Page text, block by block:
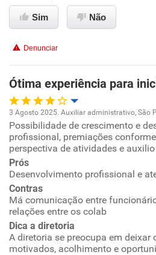
Ambiente de trabalho
Benefícios
Recomenda esta empresa
Recomenda a diretoria
Sim Não
Denunciar
Ótima experiência para
Oportunidade de promoção
Ambiente de trabalho
Conciliação com a vida familiar
Benefícios
Recomenda esta empresa
3 Agosto 2025. Auxiliar administrativo, São
Possibilidade de crescimento e
profissional, premiações
perspectiva de atividades e
Prós
Desenvolvimento profissional e
Contras
Má comunicação entre
relações entre os colab
Dica a diretoria
A diretoria se preocupa em deixar
motivados, acolhimento e